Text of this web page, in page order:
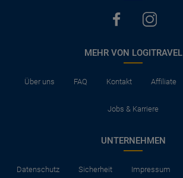
MEHR VON LOGITRAVEL
Über uns FAQ Kontakt Affiliate
Jobs & Karriere
UNTERNEHMEN
Datenschutz Sicherheit Impressum